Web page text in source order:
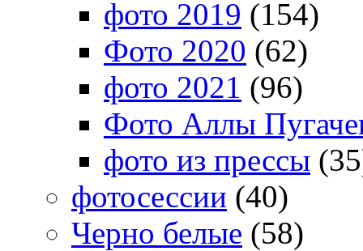
фото 2019 (154)
Фото 2020 (62)
фото 2021 (96)
Фото Аллы
фото из прессы
фотосессии (40)
Черно белые (58)